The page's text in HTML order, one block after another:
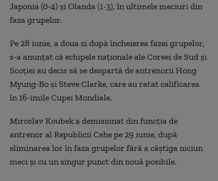
Japonia (0-4) şi Olanda (1-3), în ultimele meciuri din
faza grupelor.
Pe 28 iunie, a doua zi după încheierea fazei grupelor,
s-a anunţat că echipele naţionale ale Coreei de Sud şi
Scoţiei au decis să se despartă de antrenorii Hong
Myung-Bo şi Steve Clarke, care au ratat calificarea
în 16-imile Cupei Mondiale.
Miroslav Koubek a demisionat din funcţia de
antrenor al Republicii Cehe pe 29 iunie, după
eliminarea lor în faza grupelor fără a câştiga niciun
meci şi cu un singur punct din nouă posibile.